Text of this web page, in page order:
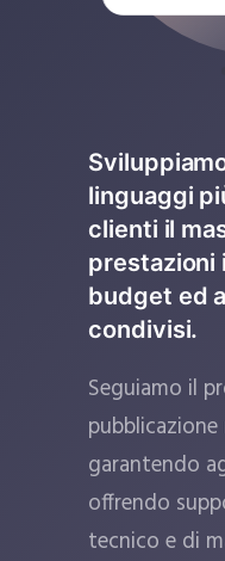
linguaggi
clienti il
prestazioni
budget ed
condivisi.
Seguiamo il
garantendo
offrendo
tecnico e di